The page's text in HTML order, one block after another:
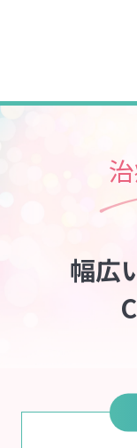
幅広